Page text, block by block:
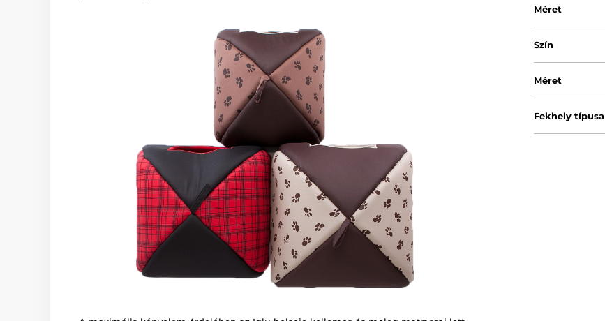
Méret
Szín
Méret
Fekhely típusa